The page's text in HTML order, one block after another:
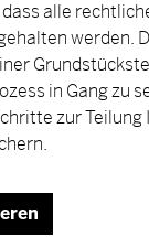
alle
werden.
in Gang zu
zur Teilung